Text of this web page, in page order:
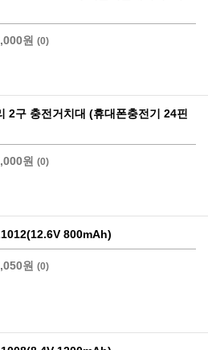
원 (0)
2구 충전거치대 (휴대폰충전기 24핀
원 (0)
800mAh)
원 (0)